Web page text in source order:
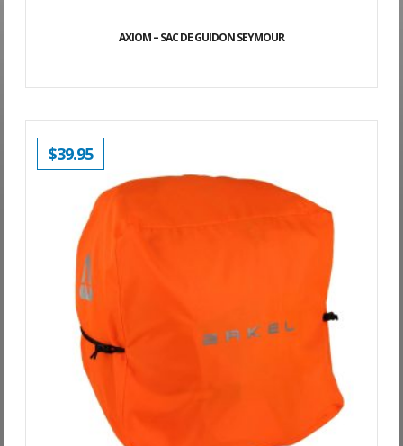
AXIOM – SAC DE GUIDON SEYMOUR
$39.95